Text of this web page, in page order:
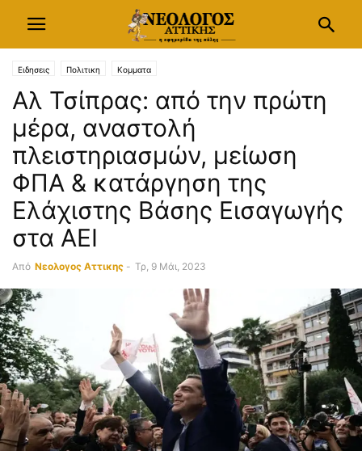
Ειδησεις Πολιτικη Κομματα
Αλ Τσίπρας: από την πρώτη
μέρα, αναστολή
πλειστηριασμών, μείωση
ΦΠΑ & κατάργηση της
Ελάχιστης Βάσης Εισαγωγής
στα ΑΕΙ
Από Νεολογος Αττικης - Τρ, 9 Μάι, 2023